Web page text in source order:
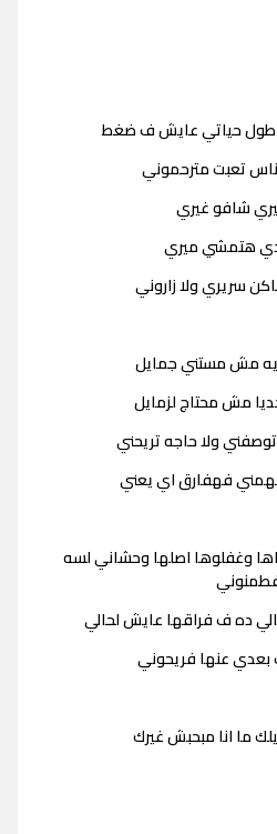
طول حياتي عايش ف ضغط
تعبت مترحموني
شافو غيري
هتمشي ميري
سريري ولا زاروني
مش مستني جمايل
مش محتاج لزمايل
ولا حاجه تريحني
فهفارق اي يعني
وغفلوها اصلها وحشاني لسه
ده ف فراقها عايش لحالي
عنها فريحوني
ما انا مبحبش غيرك